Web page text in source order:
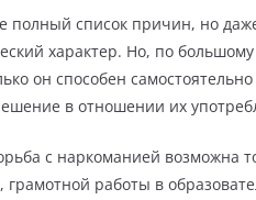
полный список причин, но
характер. Но, по
он способен
в отношении их
с наркоманией возможна
работы в